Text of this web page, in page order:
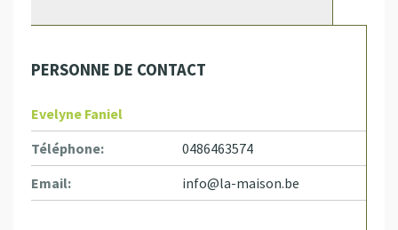
PERSONNE DE CONTACT
Evelyne Faniel
Téléphone:
0486463574
Email:
info@la-maison.be